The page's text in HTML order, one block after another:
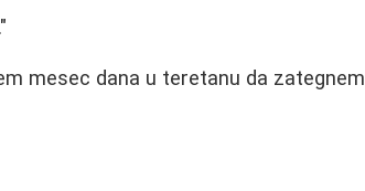
mesec dana u teretanu da zategnem